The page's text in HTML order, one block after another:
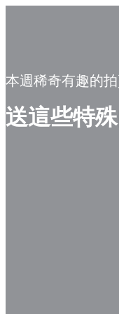
本週稀奇有趣的
送這些特